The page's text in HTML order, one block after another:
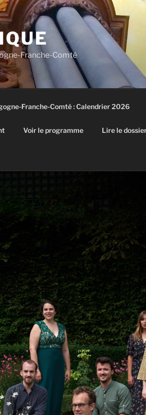
Franche-Comté
Franche-Comté : Calendrier 2026
Voir le programme Lire le